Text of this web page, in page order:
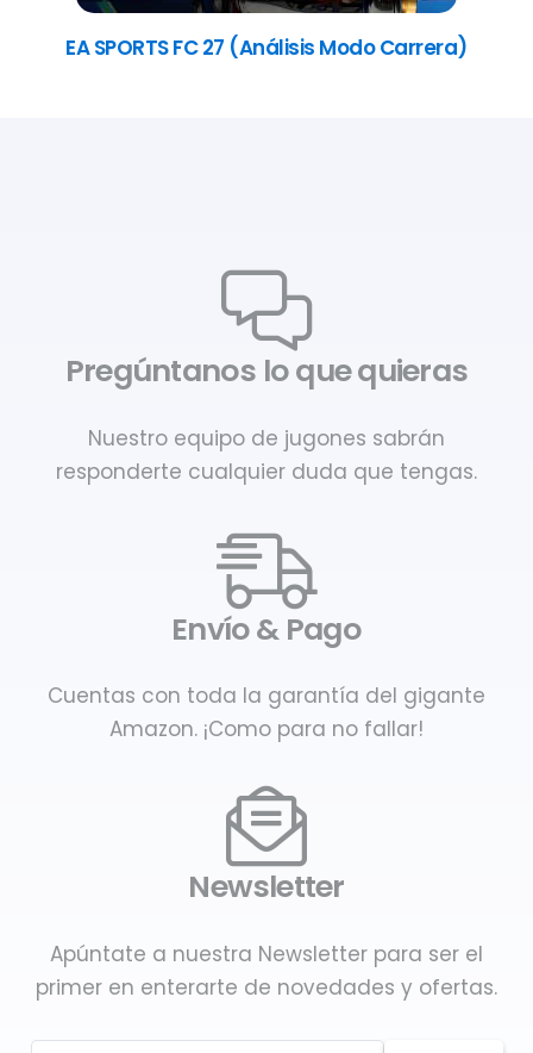
EA SPORTS FC 27 (Análisis Modo Carrera)
Pregúntanos lo que quieras
Nuestro equipo de jugones sabrán
responderte cualquier duda que tengas.
Envío & Pago
Cuentas con toda la garantía del gigante
Amazon. ¡Como para no fallar!
Newsletter
Apúntate a nuestra Newsletter para ser el
primer en enterarte de novedades y ofertas.